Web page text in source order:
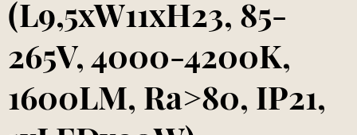
(L9,5xW11xH23, 85-
265V, 4000-4200K,
1600LM, Ra>80, IP21,